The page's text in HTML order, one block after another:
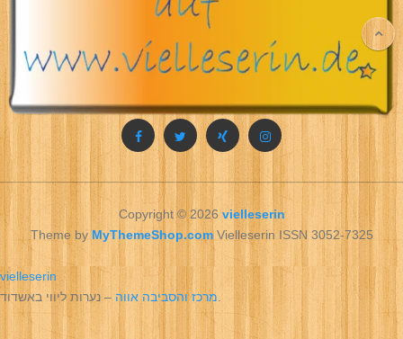
Copyright © 2026vielleserin
Theme by MyThemeShop.comVielleserin ISSN 3052-7325
vielleserin
מרכז והסביבה אווה– נערות ליווי באשדוד.